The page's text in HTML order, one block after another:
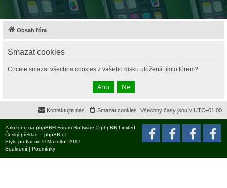
Obsah fóra
Smazat cookies
Chcete smazat všechna cookies z vašeho disku uložená tímto fórem?
Všechny časy jsou v UTC+01:00
Smazat cookies
Kontaktujte nás
Založeno na phpBB® Forum Software © phpBB Limited
Český překlad – phpBB.cz
Style proflat od ©Mazeltof 2017
Soukromí | Podmínky